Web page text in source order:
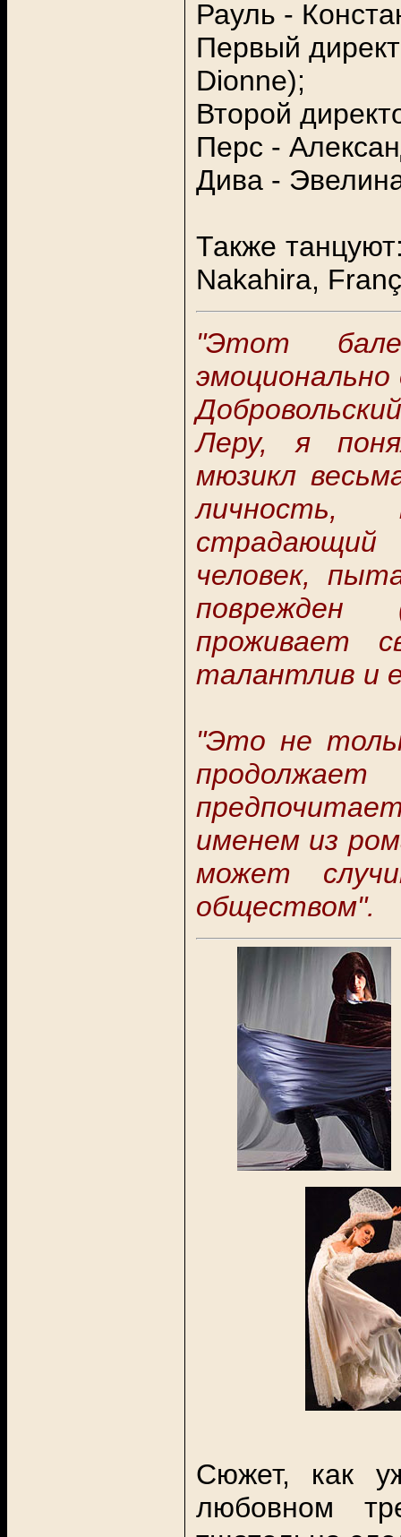
Рауль -
Первый
Dionne);
Второй
Перс -
Дива -
Также
Nakahira,
"Этот
Леру, я
мюзикл
личность,
человек,
поврежден
проживает
талантлив и
"Это не
именем из
может
обществом".
Сюжет, как
любовном